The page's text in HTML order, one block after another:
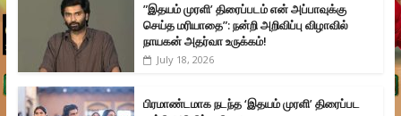
”இதயம் முரளி’ திரைப்படம் என் அப்பாவுக்கு
செய்த மரியாதை”: நன்றி அறிவிப்பு விழாவில்
நாயகன் அதர்வா உருக்கம்!
July 18, 2026
பிரமாண்டமாக நடந்த ‘இதயம் முரளி’ திரைப்பட